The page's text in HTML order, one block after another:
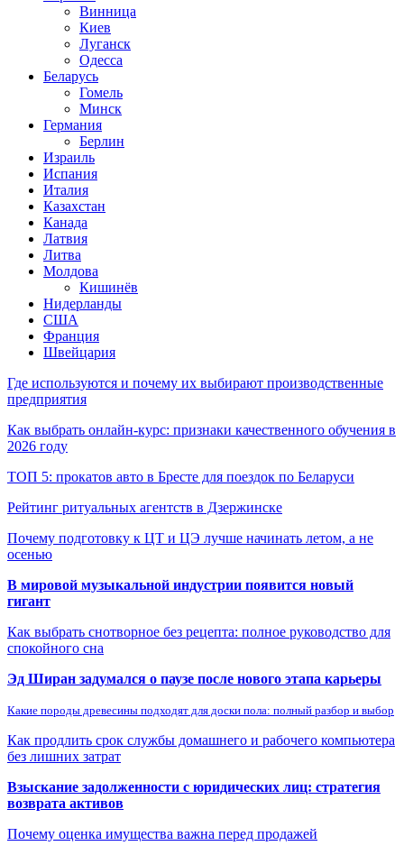
Винница
Киев
Луганск
Одесса
Беларусь
Гомель
Минск
Германия
Берлин
Израиль
Испания
Италия
Казахстан
Канада
Латвия
Литва
Молдова
Кишинёв
Нидерланды
США
Франция
Швейцария
Где используются и почему их выбирают производственные
предприятия
Как выбрать онлайн-курс: признаки качественного обучения в
2026 году
ТОП 5: прокатов авто в Бресте для поездок по Беларуси
Рейтинг ритуальных агентств в Дзержинске
Почему подготовку к ЦТ и ЦЭ лучше начинать летом, а не
осенью
В мировой музыкальной индустрии появится новый
гигант
Как выбрать снотворное без рецепта: полное руководство для
спокойного сна
Эд Ширан задумался о паузе после нового этапа карьеры
Какие породы древесины подходят для доски пола: полный разбор и выбор
Как продлить срок службы домашнего и рабочего компьютера
без лишних затрат
Взыскание задолженности с юридических лиц: стратегия
возврата активов
Почему оценка имущества важна перед продажей